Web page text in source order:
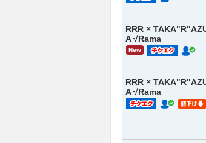
RRR ×
A √Rama
New
RRR ×
A √Rama